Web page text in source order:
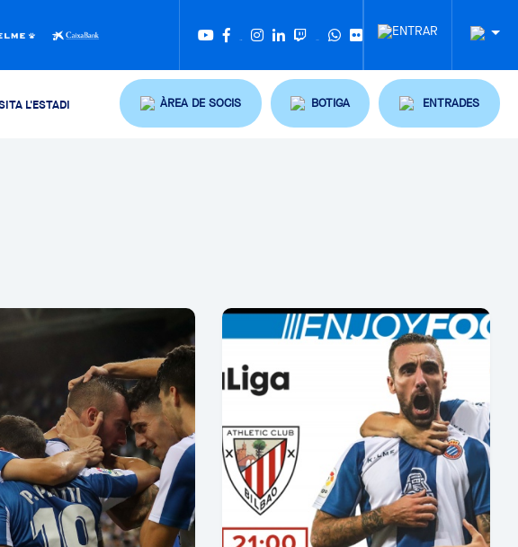
L'ESTADI ÀREA DE SOCIS BOTIGA ENTRADES